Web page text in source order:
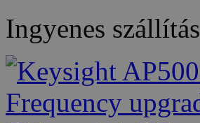
Ingyenes szállítás